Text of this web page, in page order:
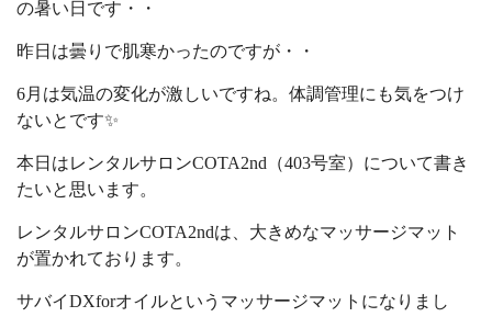
の暑い日です・・
昨日は曇りで肌寒かったのですが・・
6月は気温の変化が激しいですね。体調管理にも気をつけ
ないとです✨
本日はレンタルサロンCOTA2nd（403号室）について書き
たいと思います。
レンタルサロンCOTA2ndは、大きめなマッサージマット
が置かれております。
サバイDXforオイルというマッサージマットになりまし